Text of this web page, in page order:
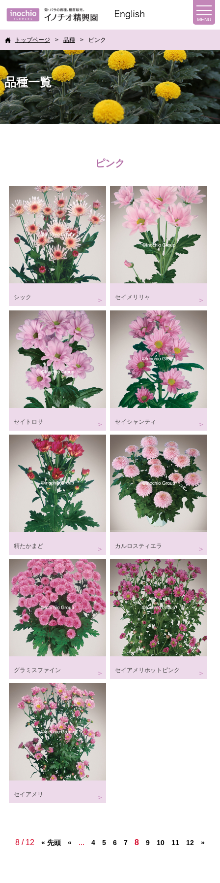
トップページ 品種 ピンク
品種一覧
ピンク
シック セイメリリャ
セイトロサ セイシャンティ
精たかまど カルロスティエラ
グラミスファイン セイアメリホットピンク
セイアメリ
8 / 12 « 先頭 « ... 4 5 6 7 8 9 10 11 12 »